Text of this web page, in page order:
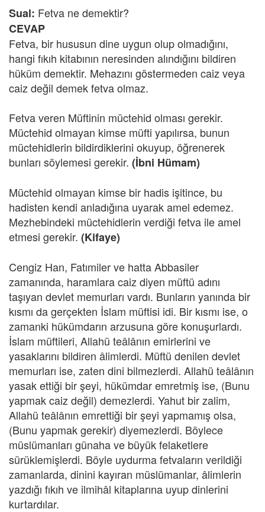
Sual: Fetva ne demektir?
CEVAP
Fetva, bir hususun dine uygun olup olmadığını,
hangi fıkıh kitabının neresinden alındığını bildiren
hüküm demektir. Mehazını göstermeden caiz veya
caiz değil demek fetva olmaz.
Fetva veren Müftinin müctehid olması gerekir.
Müctehid olmayan kimse müfti yapılırsa, bunun
müctehidlerin bildirdiklerini okuyup, öğrenerek
bunları söylemesi gerekir. (İbni Hümam)
Müctehid olmayan kimse bir hadis işitince, bu
hadisten kendi anladığına uyarak amel edemez.
Mezhebindeki müctehidlerin verdiği fetva ile amel
etmesi gerekir. (Kifaye)
Cengiz Han, Fatımiler ve hatta Abbasiler
zamanında, haramlara caiz diyen müftü adını
taşıyan devlet memurları vardı. Bunların yanında bir
kısmı da gerçekten İslam müftisi idi. Bir kısmı ise, o
zamanki hükümdarın arzusuna göre konuşurlardı.
İslam müftileri, Allahü teâlânın emirlerini ve
yasaklarını bildiren âlimlerdi. Müftü denilen devlet
memurları ise, zaten dini bilmezlerdi. Allahü teâlânın
yasak ettiği bir şeyi, hükümdar emretmiş ise, (Bunu
yapmak caiz değil) demezlerdi. Yahut bir zalim,
Allahü teâlânın emrettiği bir şeyi yapmamış olsa,
(Bunu yapmak gerekir) diyemezlerdi. Böylece
müslümanları günaha ve büyük felaketlere
sürüklemişlerdi. Böyle uydurma fetvaların verildiği
zamanlarda, dinini kayıran müslümanlar, âlimlerin
yazdığı fıkıh ve ilmihâl kitaplarına uyup dinlerini
kurtardılar.